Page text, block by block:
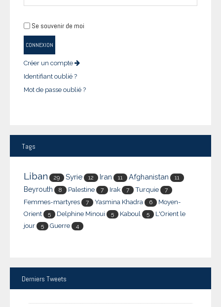
Se souvenir de moi
CONNEXION
Créer un compte
Identifiant oublié ?
Mot de passe oublié ?
Tags
Liban 29 Syrie 12 Iran 11 Afghanistan 11
Beyrouth 8 Palestine 7 Irak 7 Turquie 7
Femmes-martyres 7 Yasmina Khadra 6
Moyen-
Orient
5 Delphine Minoui 5 Kaboul 5
L'Orient le
jour
5 Guerre 4
Derniers Tweets